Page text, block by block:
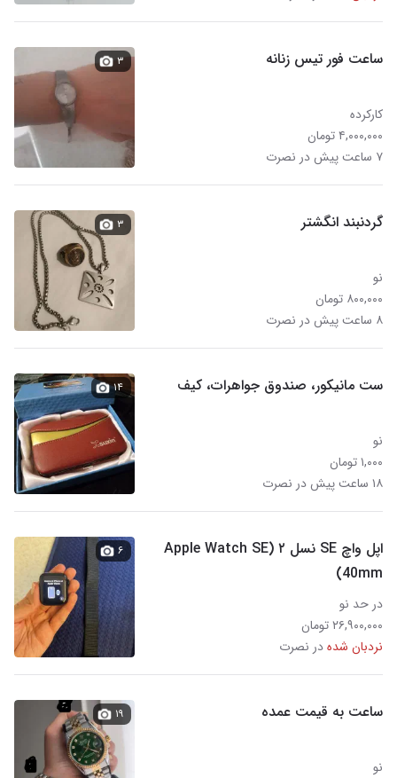
ساعت فور تیس زنانه
کارکرده
۴,۰۰۰,۰۰۰ تومان
۷ ساعت پیش در نصرت
۳
گردنبند انگشتر
نو
۸۰۰,۰۰۰ تومان
۸ ساعت پیش در نصرت
۳
ست مانیکور، صندوق جواهرات، کیف
نو
۱,۰۰۰ تومان
۱۸ ساعت پیش در نصرت
۱۴
اپل واچ SE نسل ۲ (Apple Watch SE
40mm)
در حد نو
۲۶,۹۰۰,۰۰۰ تومان
نردبان شدهدر نصرت
۶
ساعت به قیمت عمده
نو
۱۹